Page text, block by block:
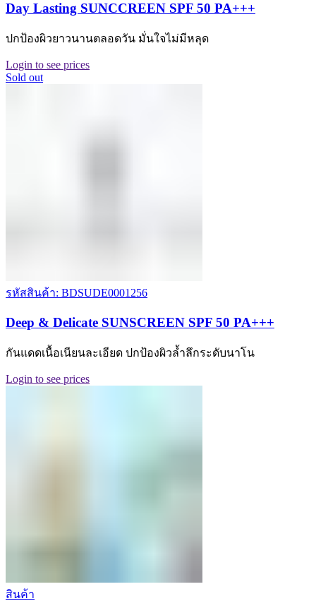
Day Lasting SUNCCREEN SPF 50 PA+++
ปกป้องผิวยาวนานตลอดวัน มั่นใจไม่มีหลุด
Login to see prices
Sold out
รหัสสินค้า: BDSUDE0001256
Deep & Delicate SUNSCREEN SPF 50 PA+++
กันแดดเนื้อเนียนละเอียด ปกป้องผิวล้ำลึกระดับนาโน
Login to see prices
สินค้า